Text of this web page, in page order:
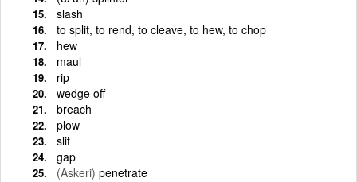
slash
to split, to rend, to cleave, to hew, to chop
hew
maul
rip
wedge off
breach
plow
slit
gap
(Askeri) penetrate